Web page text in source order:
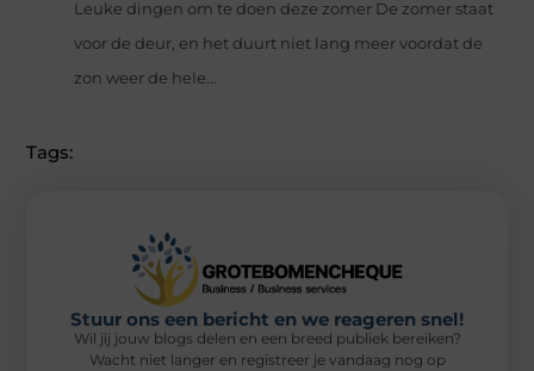
Leuke dingen om te doen deze zomer De zomer staat
voor de deur, en het duurt niet lang meer voordat de
zon weer de hele...
Tags:
Stuur ons een bericht en we reageren snel!
Wil jij jouw blogs delen en een breed publiek bereiken?
Wacht niet langer en registreer je vandaag nog op